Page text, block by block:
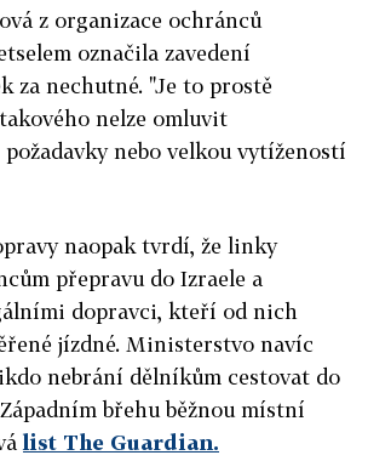
z organizace ochránců
označila zavedení
za nechutné. "Je to prostě
nelze omluvit
nebo velkou vytížeností
naopak tvrdí, že linky
přepravu do Izraele a
dopravci, kteří od nich
jízdné. Ministerstvo navíc
nebrání dělníkům cestovat do
břehu běžnou místní
list The Guardian.